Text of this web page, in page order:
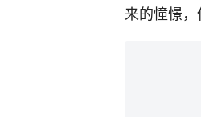
来的憧憬，